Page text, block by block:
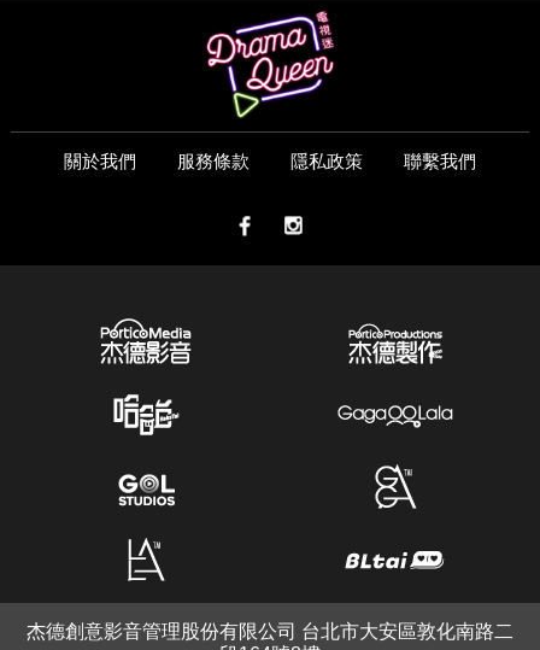
關於我們 服務條款 隱私政策 聯繫我們
杰德創意影音管理股份有限公司 台北市大安區敦化南路二